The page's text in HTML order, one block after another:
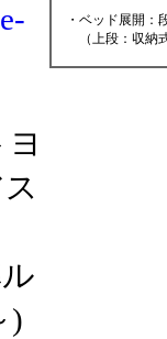
)
・ベッド展開：
（上段：収納式